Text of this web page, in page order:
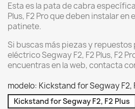
Esta es la pata de cabra
Plus, F2 Pro que deben instalar en
patinete.
Si buscas más piezas y
eléctrico Segway F2, F2 Plus, F2
encuentras en la web, contacta
modelo: Kickstand for Segway F2,
Kickstand for Segway F2, F2 Plus